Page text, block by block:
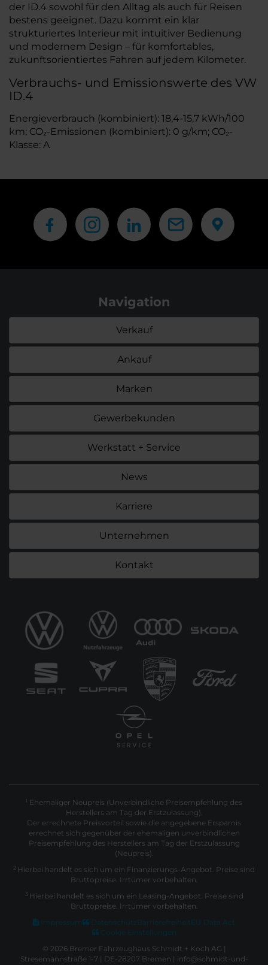
der ID.4 sowohl für den Alltag als auch für Reisen
bestens geeignet. Dazu kommt ein klar
strukturiertes Interieur mit intuitiver Bedienung
und modernem Design – für komfortables,
zukunftsorientiertes Fahren auf jedem Kilometer.
Verbrauchs- und Emissionswerte des VW
ID.4
Energieverbrauch (kombiniert): 18,4-15,7 kWh/100
km; CO₂-Emissionen (kombiniert): 0 g/km; CO₂-
Klasse: A
Navigation
Verkauf
Ankauf
Marken
Gewerbekunden
Werkstatt + Service
News
Karriere
Unternehmen
Kontakt
1 Ehemaliger Neupreis (Unverbindliche Preisempfehlung des
Herstellers am Tag der Erstzulassung).
Der errechnete Preisvorteil sowie die angegebene Ersparnis
errechnet sich gegenüber der ehemaligen unverbindlichen
Preisempfehlung des Herstellers am Tag der Erstzulassung
(Neupreis).
2 Hierbei handelt es sich um ein Finanzierungs-Angebot. Preise sind
Bruttopreise. Irrtümer vorbehalten.
3 Hierbei handelt es sich um ein Leasing-Angebot. Preise sind
Bruttopreise. Irrtümer vorbehalten.
Impressum
Datenschutz Barrierefreiheit EU Data Act
Cookie Einstellungen
© 2026 Bremer Fahrzeughaus Schmidt + Koch AG |
Stresemannstraße 1-7 | DE-28207 Bremen | info@schmidt-und-